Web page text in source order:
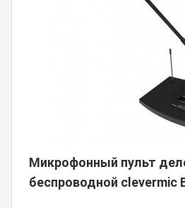
Микрофонный пульт
беспроводной clevermic